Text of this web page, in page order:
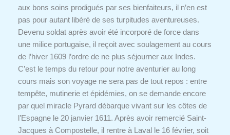
aux bons soins prodigués par ses bienfaiteurs, il n’en est
pas pour autant libéré de ses turpitudes aventureuses.
Devenu soldat après avoir été incorporé de force dans
une milice portugaise, il reçoit avec soulagement au cours
de l’hiver 1609 l’ordre de ne plus séjourner aux Indes.
C’est le temps du retour pour notre aventurier au long
cours mais son voyage ne sera pas de tout repos : entre
tempête, mutinerie et épidémies, on se demande encore
par quel miracle Pyrard débarque vivant sur les côtes de
l’Espagne le 20 janvier 1611. Après avoir remercié Saint-
Jacques à Compostelle, il rentre à Laval le 16 février, soit